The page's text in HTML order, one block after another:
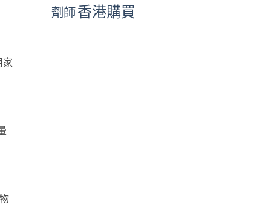
家
劑師香港購買